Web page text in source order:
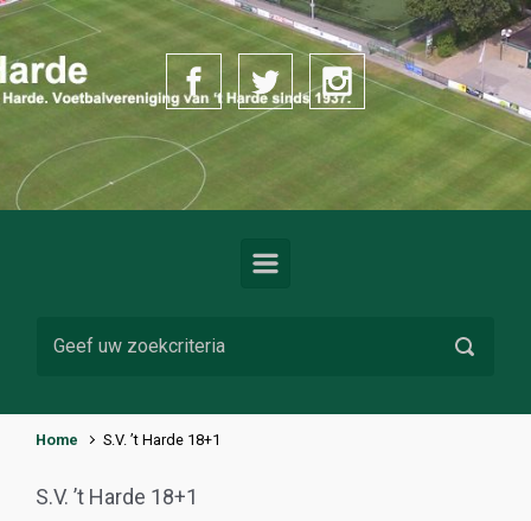
Spring naar de hoofdinhoud
Home S.V. ’t Harde 18+1
S.V. ’t Harde 18+1